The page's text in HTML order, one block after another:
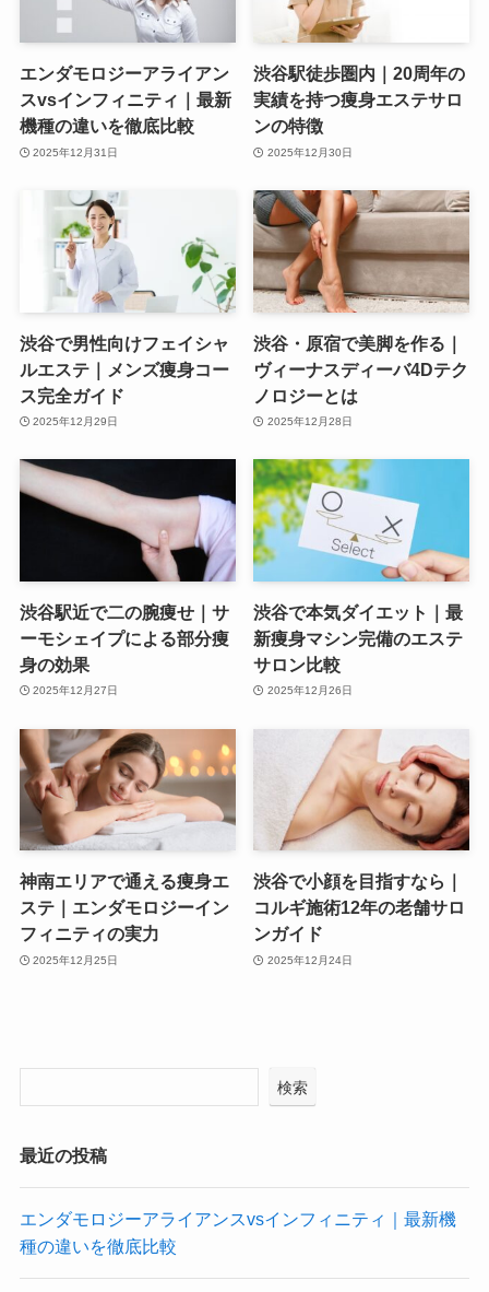
エンダモロジーアライアン
スvsインフィニティ｜最新
機種の違いを徹底比較
2025年12月31日
渋谷駅徒歩圏内｜20周年の
実績を持つ痩身エステサロ
ンの特徴
2025年12月30日
渋谷で男性向けフェイシャ
ルエステ｜メンズ痩身コー
ス完全ガイド
2025年12月29日
渋谷・原宿で美脚を作る｜
ヴィーナスディーバ4Dテク
ノロジーとは
2025年12月28日
渋谷駅近で二の腕痩せ｜サ
ーモシェイプによる部分痩
身の効果
2025年12月27日
渋谷で本気ダイエット｜最
新痩身マシン完備のエステ
サロン比較
2025年12月26日
神南エリアで通える痩身エ
ステ｜エンダモロジーイン
フィニティの実力
2025年12月25日
渋谷で小顔を目指すなら｜
コルギ施術12年の老舗サロ
ンガイド
2025年12月24日
検索
最近の投稿
エンダモロジーアライアンスvsインフィニティ｜最新機
種の違いを徹底比較